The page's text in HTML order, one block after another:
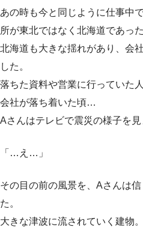
あの時も今と同じように仕事中
所が東北ではなく北海道であっ
北海道も大きな揺れがあり、会
した。
落ちた資料や営業に行っていた
会社が落ち着いた頃…
Aさんはテレビで震災の様子を見
「…え…」
その目の前の風景を、Aさんは
た。
大きな津波に流されていく建物